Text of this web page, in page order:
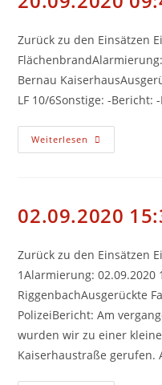
Zurück zu den Einsätzen
Bernau
LF 10/6Sonstige: -Bericht:
Weiterlesen 20.09.2020
09:45
02.09.2020
Zurück zu den Einsätzen
1Alarmierung: 02.09.2020
RiggenbachAusgerückte
PolizeiBericht: Am
wurden wir zu einer
Kaiserhaustraße gerufen.